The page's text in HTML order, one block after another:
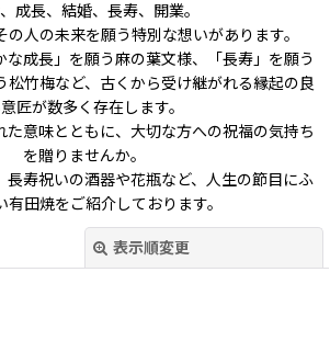
成長、結婚、長寿、開業――。
人の未来を願う特別な想いがあります。
な成長」を願う麻の葉文様、「長寿」を願う
松竹梅など、古くから受け継がれる縁起の良
匠が数多く存在します。
た意味とともに、大切な方への祝福の気持ち
を贈りませんか。
長寿祝いの酒器や花瓶など、人生の節目にふ
有田焼をご紹介しております。
表示順変更